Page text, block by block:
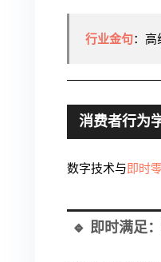
行业金句：高
消费者行为
数字技术与即时
🔹 即时满足